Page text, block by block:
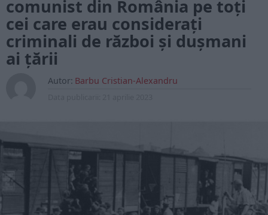
comunist din România pe toți
cei care erau considerați
criminali de război și dușmani
ai țării
Autor: Barbu Cristian-Alexandru